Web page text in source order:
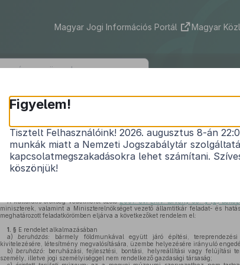
Magyar Jogi Információs Portál Magyar
5/2010. (VIII. 18.)
a régészeti lelőhelyek feltárásának, illetve
anyagi elismerésének
A kulturális örökség védelméről szóló2001. évi LXIV. törvény 93. § (2)
miniszterek, valamint a Miniszterelnökséget vezető államtitkár feladat- és
meghatározott feladatkörömben eljárva a következőket rendelem el:
1. § E rendelet alkalmazásában
a)
beruházás: bármely földmunkával együtt járó építési,
kivitelezésére, létesítmény megvalósítására, üzembe helyezésére irányuló
b) beruházó: beruházási, fejlesztési, bontási, helyreállítási vagy felújítási
személy, illetve jogi személyiséggel nem rendelkező gazdasági társaság;
Figyelem!
Tisztelt Felhasználóink! 2026. augusztus 8-án
munkák miatt a Nemzeti Jogszabálytár
kapcsolatmegszakadásokra lehet számítani.
köszönjük!